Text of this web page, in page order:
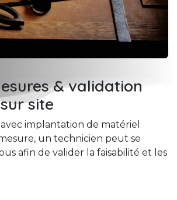
& validation
site
implantation de matériel
un technicien peut se
afin de valider la faisabilité et les